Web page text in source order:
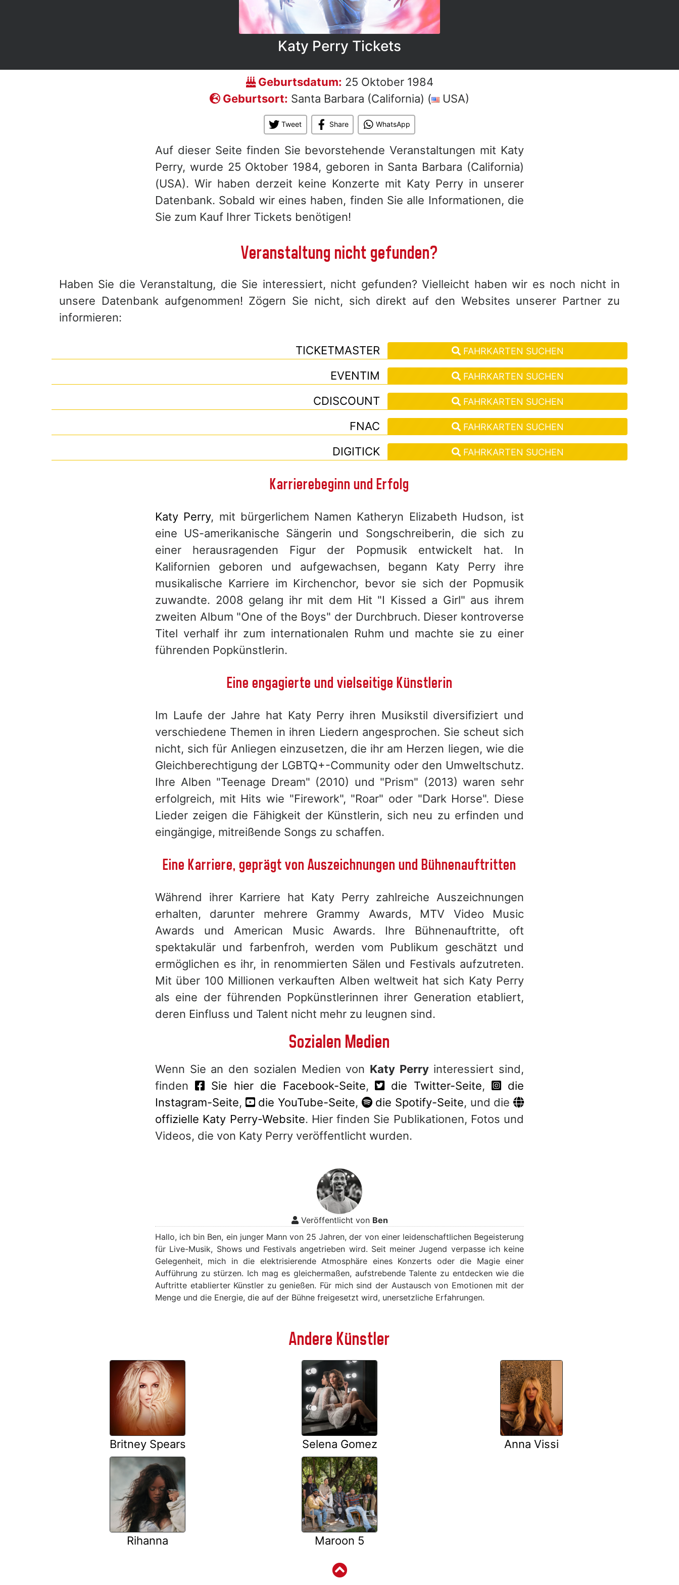
Katy Perry Tickets
Geburtsdatum: 25 Oktober 1984
Geburtsort: Santa Barbara (California) ( USA)
Tweet Share WhatsApp
Auf dieser Seite finden Sie bevorstehende Veranstaltungen mit Katy
Perry, wurde 25 Oktober 1984, geboren in Santa Barbara (California)
(USA). Wir haben derzeit keine Konzerte mit Katy Perry in unserer
Datenbank. Sobald wir eines haben, finden Sie alle Informationen, die
Sie zum Kauf Ihrer Tickets benötigen!
Veranstaltung nicht gefunden?
Haben Sie die Veranstaltung, die Sie interessiert, nicht gefunden? Vielleicht haben wir es noch nicht in
unsere Datenbank aufgenommen! Zögern Sie nicht, sich direkt auf den Websites unserer Partner zu
informieren:
TICKETMASTER FAHRKARTEN SUCHEN
EVENTIM FAHRKARTEN SUCHEN
CDISCOUNT FAHRKARTEN SUCHEN
FNAC FAHRKARTEN SUCHEN
DIGITICK FAHRKARTEN SUCHEN
Karrierebeginn und Erfolg
Katy Perry, mit bürgerlichem Namen Katheryn Elizabeth Hudson, ist
eine US-amerikanische Sängerin und Songschreiberin, die sich zu
einer herausragenden Figur der Popmusik entwickelt hat. In
Kalifornien geboren und aufgewachsen, begann Katy Perry ihre
musikalische Karriere im Kirchenchor, bevor sie sich der Popmusik
zuwandte. 2008 gelang ihr mit dem Hit "I Kissed a Girl" aus ihrem
zweiten Album "One of the Boys" der Durchbruch. Dieser kontroverse
Titel verhalf ihr zum internationalen Ruhm und machte sie zu einer
führenden Popkünstlerin.
Eine engagierte und vielseitige Künstlerin
Im Laufe der Jahre hat Katy Perry ihren Musikstil diversifiziert und
verschiedene Themen in ihren Liedern angesprochen. Sie scheut sich
nicht, sich für Anliegen einzusetzen, die ihr am Herzen liegen, wie die
Gleichberechtigung der LGBTQ+-Community oder den Umweltschutz.
Ihre Alben "Teenage Dream" (2010) und "Prism" (2013) waren sehr
erfolgreich, mit Hits wie "Firework", "Roar" oder "Dark Horse". Diese
Lieder zeigen die Fähigkeit der Künstlerin, sich neu zu erfinden und
eingängige, mitreißende Songs zu schaffen.
Eine Karriere, geprägt von Auszeichnungen und Bühnenauftritten
Während ihrer Karriere hat Katy Perry zahlreiche Auszeichnungen
erhalten, darunter mehrere Grammy Awards, MTV Video Music
Awards und American Music Awards. Ihre Bühnenauftritte, oft
spektakulär und farbenfroh, werden vom Publikum geschätzt und
ermöglichen es ihr, in renommierten Sälen und Festivals aufzutreten.
Mit über 100 Millionen verkauften Alben weltweit hat sich Katy Perry
als eine der führenden Popkünstlerinnen ihrer Generation etabliert,
deren Einfluss und Talent nicht mehr zu leugnen sind.
Sozialen Medien
Wenn Sie an den sozialen Medien von Katy Perryinteressiert sind,
finden
Sie hier die Facebook-Seite, die Twitter-Seite,
die
Instagram-Seite, die YouTube-Seite, die Spotify-Seite, und die
offizielle Katy Perry-Website. Hier finden Sie Publikationen, Fotos und
Videos, die von Katy Perry veröffentlicht wurden.
Veröffentlicht von Ben
Hallo, ich bin Ben, ein junger Mann von 25 Jahren, der von einer leidenschaftlichen Begeisterung
für Live-Musik, Shows und Festivals angetrieben wird. Seit meiner Jugend verpasse ich keine
Gelegenheit, mich in die elektrisierende Atmosphäre eines Konzerts oder die Magie einer
Aufführung zu stürzen. Ich mag es gleichermaßen, aufstrebende Talente zu entdecken wie die
Auftritte etablierter Künstler zu genießen. Für mich sind der Austausch von Emotionen mit der
Menge und die Energie, die auf der Bühne freigesetzt wird, unersetzliche Erfahrungen.
Andere Künstler
Britney Spears Selena Gomez Anna Vissi
Rihanna Maroon 5